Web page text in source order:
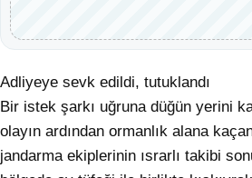
Adliyeye sevk edildi, tutuklandı
Bir istek şarkı uğruna düğün yerini
olayın ardından ormanlık alana
jandarma ekiplerinin ısrarlı takibi